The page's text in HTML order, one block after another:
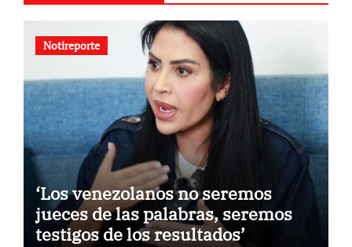
Notireporte
‘Los venezolanos no seremos
jueces de las palabras, seremos
testigos de los resultados’